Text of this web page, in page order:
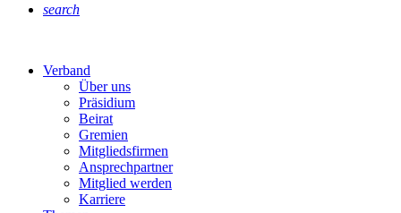
search
Verband
Über uns
Präsidium
Beirat
Gremien
Mitgliedsfirmen
Ansprechpartner
Mitglied werden
Karriere